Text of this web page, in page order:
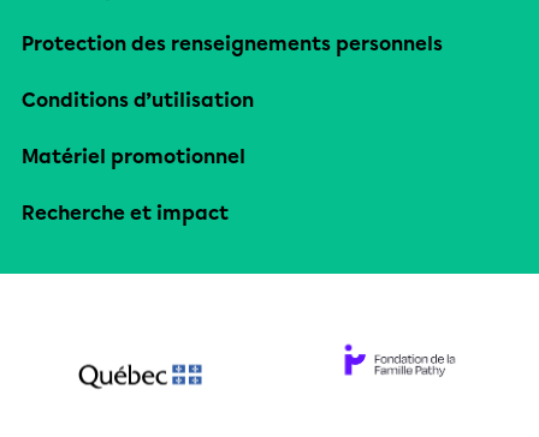
Protection des renseignements personnels
Conditions d’utilisation
Matériel promotionnel
Recherche et impact